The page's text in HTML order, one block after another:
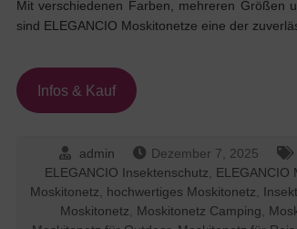
Mit verschiedenen Farben, mehreren Größen
sind ELEGANCIO Moskitonetze eine der
Infos & Kauf
admin Dezember 7, 2025
ELEGANCIO Insektenschutz
ELEGANCIO
Moskitonetz
hochwertiges Moskitonetz
Moskitonetz
Moskitonetz Camping